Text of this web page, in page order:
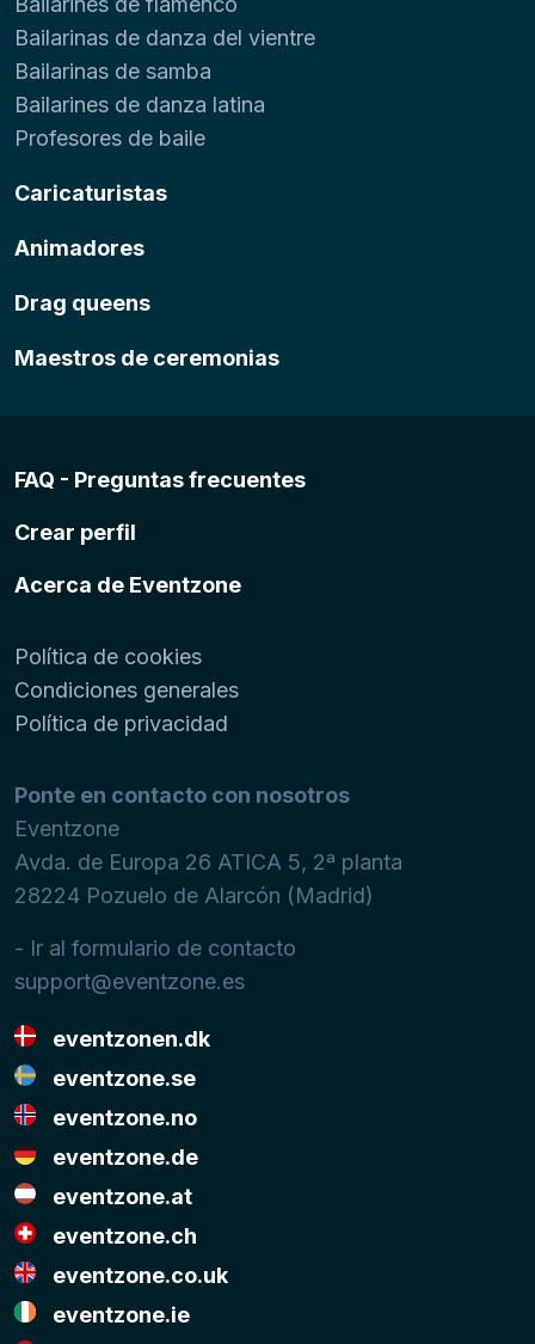
Bailarinas de danza del vientre
Bailarinas de samba
Bailarines de danza latina
Profesores de baile
Caricaturistas
Animadores
Drag queens
Maestros de ceremonias
FAQ - Preguntas frecuentes
Crear perfil
Acerca de Eventzone
Política de cookies
Condiciones generales
Política de privacidad
Ponte en contacto con nosotros
Eventzone
Avda. de Europa 26 ATICA 5, 2ª planta
28224 Pozuelo de Alarcón (Madrid)
- Ir al formulario de contacto
support@eventzone.es
eventzonen.dk
eventzone.se
eventzone.no
eventzone.de
eventzone.at
eventzone.ch
eventzone.co.uk
eventzone.ie